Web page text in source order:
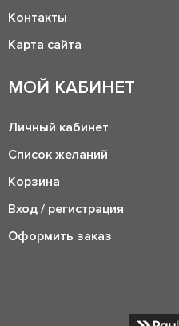
Контакты
Карта сайта
МОЙ КАБИНЕТ
Личный кабинет
Список желаний
Корзина
Вход / регистрация
Оформить заказ